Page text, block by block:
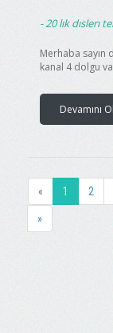
20 lık dıslerı
Merhaba sayın
kanal 4 dolgu
Devamını
« 1 2
»